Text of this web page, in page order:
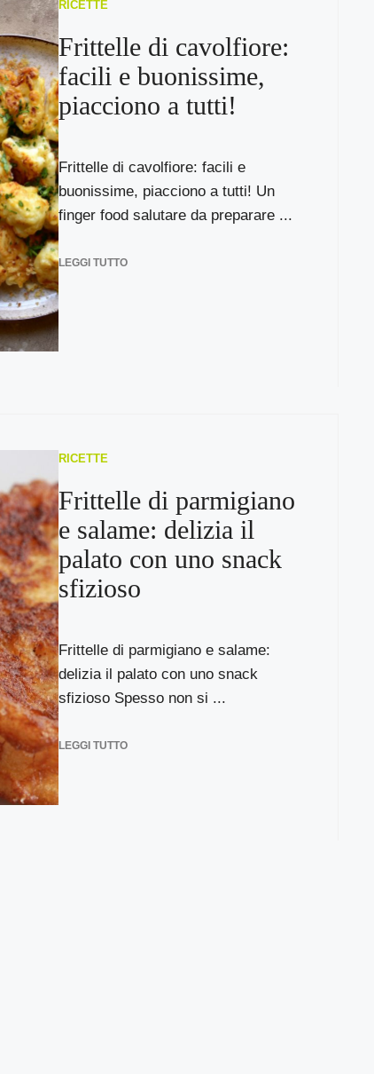
RICETTE
Frittelle di cavolfiore:
facili e buonissime,
piacciono a tutti!
Frittelle di cavolfiore: facili e
buonissime, piacciono a tutti! Un
finger food salutare da preparare ...
LEGGI TUTTO
RICETTE
Frittelle di parmigiano
e salame: delizia il
palato con uno snack
sfizioso
Frittelle di parmigiano e salame:
delizia il palato con uno snack
sfizioso Spesso non si ...
LEGGI TUTTO